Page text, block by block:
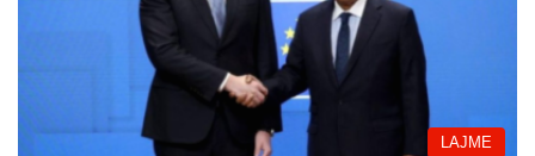
LAJME